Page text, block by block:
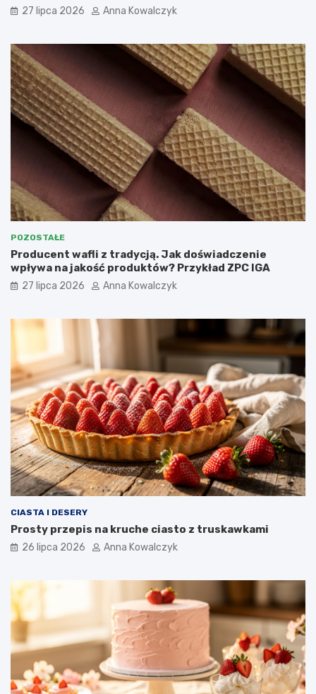
27 lipca 2026 Anna Kowalczyk
POZOSTAŁE
Producent wafli z tradycją. Jak doświadczenie
wpływa na jakość produktów? Przykład ZPC IGA
27 lipca 2026 Anna Kowalczyk
CIASTA I DESERY
Prosty przepis na kruche ciasto z truskawkami
26 lipca 2026 Anna Kowalczyk